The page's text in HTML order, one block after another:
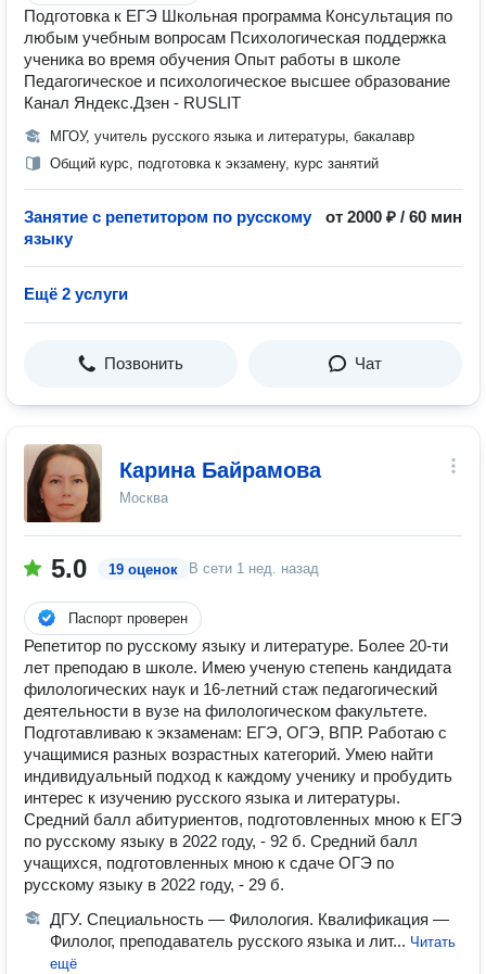
Подготовка к ЕГЭ Школьная программа Консультация по
любым учебным вопросам Психологическая поддержка
ученика во время обучения Опыт работы в школе
Педагогическое и психологическое высшее образование
Канал Яндекс.Дзен - RUSLIT
МГОУ, учитель русского языка и литературы, бакалавр
Общий курс, подготовка к экзамену, курс занятий
Занятие с репетитором по русскому
языку
от 2000 ₽ / 60 мин
Ещё 2 услуги
Позвонить Чат
Карина Байрамова
Москва
5.0 19 оценок В сети 1 нед. назад
Паспорт проверен
Репетитор по русскому языку и литературе. Более 20-ти
лет преподаю в школе. Имею ученую степень кандидата
филологических наук и 16-летний стаж педагогический
деятельности в вузе на филологическом факультете.
Подготавливаю к экзаменам: ЕГЭ, ОГЭ, ВПР. Работаю с
учащимися разных возрастных категорий. Умею найти
индивидуальный подход к каждому ученику и пробудить
интерес к изучению русского языка и литературы.
Средний балл абитуриентов, подготовленных мною к ЕГЭ
по русскому языку в 2022 году, - 92 б. Средний балл
учащихся, подготовленных мною к сдаче ОГЭ по
русскому языку в 2022 году, - 29 б.
ДГУ. Специальность — Филология. Квалификация —
Филолог, преподаватель русского языка и лит... Читать
ещё